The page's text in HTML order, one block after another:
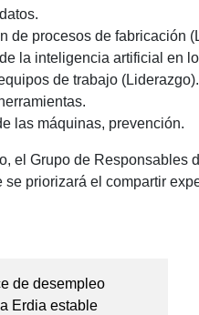
de procesos de fabricación
de la inteligencia artificial en
de trabajo (Liderazgo).
las máquinas, prevención.
el Grupo de Responsables
se priorizará el compartir
de desempleo
Erdia estable